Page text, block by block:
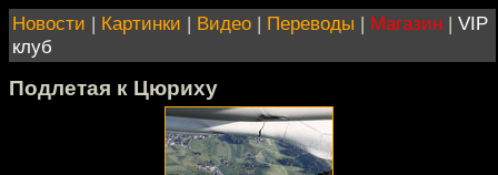
Новости | Картинки | Видео | Переводы | Магазин | VIP
клуб
Подлетая к Цюриху